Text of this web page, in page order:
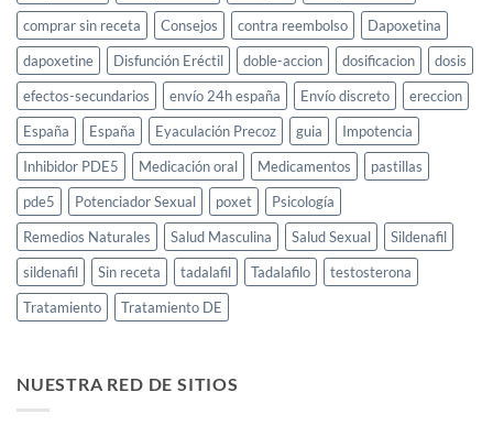
comprar sin receta
Consejos contra reembolso
Dapoxetina
dapoxetine
Disfunción Eréctil doble-accion dosificacion
dosis
efectos-secundarios
envío 24h españa Envío discreto
ereccion
España
España Eyaculación Precoz guia
Impotencia
Inhibidor PDE5
Medicación oral Medicamentos
pastillas
pde5
Potenciador Sexual poxet
Psicología
Remedios Naturales
Salud Masculina Salud Sexual
Sildenafil
sildenafil
Sin receta tadalafil Tadalafilo
testosterona
Tratamiento
Tratamiento DE
NUESTRA RED DE SITIOS